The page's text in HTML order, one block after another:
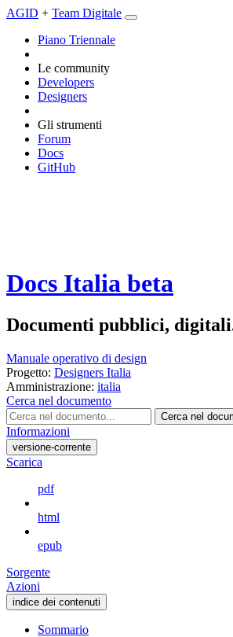
AGID + Team Digitale
Piano Triennale
Le community
Developers
Designers
Gli strumenti
Forum
Docs
GitHub
Docs Italia beta
Documenti pubblici,
Manuale operativo di design
Progetto: Designers Italia
Amministrazione: italia
Cerca nel documento
Cerca nel
Informazioni
versione-corrente
Scarica
pdf
html
epub
Sorgente
Azioni
indice dei contenuti
Sommario